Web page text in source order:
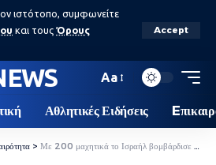
ιστότοπο, συμφωνείτε
και τους Όρους
Accept
Aa
Αθλητικές Ειδήσεις
> Με 200 μαχητικά το Ισραήλ βομβάρδισε τις πυρηνικές εγκαταστάσεις του Ιράν, νεκροί 3 Ιρανοί στρατηγοί και 6 πυρηνικοί επιστήμονες – Με εκατοντάδες drones απάντησε η Τεχεράνη